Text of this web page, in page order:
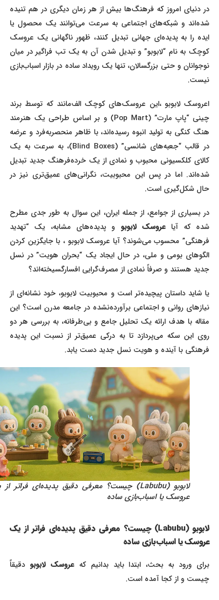
در دنیای امروز که فرهنگ‌ها بیش از هر زمان دیگری در هم تنیده
شده‌اند و شبکه‌های اجتماعی به سرعت می‌توانند یک محصول یا
ایده را به پدیده‌ای جهانی تبدیل کنند، ظهور ناگهانی یک عروسک
کوچک به نام “لابوبو” و تبدیل شدن آن به یک تب فراگیر در میان
نوجوانان و حتی بزرگسالان، تنها یک رویداد ساده در بازار اسباب‌بازی
نیست.
اعروسک لابوبو ،این عروسک‌های کوچک الف‌مانند که توسط برند
چینی “پاپ مارت” (Pop Mart) و بر اساس طراحی یک هنرمند
هنگ کنگی به تولید انبوه رسیده‌اند، با ظاهر منحصربه‌فرد و عرضه
در قالب “جعبه‌های شانسی” (Blind Boxes)، به سرعت به یک
کالای کلکسیونی محبوب و نمادی از یک خرده‌فرهنگ جدید تبدیل
شده‌اند. اما در پس این محبوبیت، نگرانی‌های عمیق‌تری نیز در
حال شکل‌گیری است.
در بسیاری از جوامع، از جمله ایران، این سوال به طور جدی مطرح
شده که آیاعروسک لابوبوو پدیده‌های مشابه، یک “تهدید
فرهنگی” محسوب می‌شوند؟ آیا عروسک لابوبو ، با جایگزین کردن
الگوهای بومی و ملی، در حال ایجاد یک “بحران هویت” در نسل
جدید هستند و صرفاً نمادی از مصرف‌گرایی افسارگسیخته‌اند؟
یا شاید داستان پیچیده‌تر است و محبوبیت لابوبو، خود نشانه‌ای از
نیازهای روانی و اجتماعی برآورده‌نشده در جامعه مدرن است؟ این
مقاله با هدف ارائه یک تحلیل جامع و بی‌طرفانه، به بررسی هر دو
روی این سکه می‌پردازد تا به درکی عمیق‌تر از نسبت این پدیده
فرهنگی با آینده و هویت نسل جدید دست یابد.
لابوبو (Labubu) چیست؟ معرفی دقیق پدیده‌ای فراتر از یک
عروسک یا اسباب‌بازی ساده
لابوبو (Labubu) چیست؟ معرفی دقیق پدیده‌ای فراتر از یک
عروسک یا اسباب‌بازی ساده
برای ورود به بحث، ابتدا باید بدانیم کهعروسک لابوبودقیقاً
چیست و از کجا آمده است.